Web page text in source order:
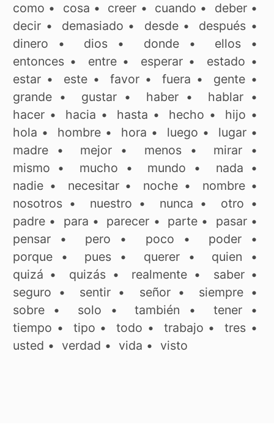
como • cosa • creer • cuando • deber•
decir • demasiado • desde• después •
dinero • dios • donde• ellos •
entonces • entre• esperar• estado •
estar • este •favor •fuera • gente •
grande • gustar• haber• hablar•
hacer • hacia • hasta • hecho • hijo •
hola • hombre• hora • luego • lugar•
madre • mejor • menos• mirar •
mismo • mucho • mundo • nada •
nadie • necesitar• noche • nombre•
nosotros • nuestro • nunca • otro •
padre • para • parecer • parte • pasar•
pensar • pero • poco • poder•
porque • pues • querer• quien •
quizá • quizás • realmente • saber•
seguro • sentir • señor• siempre •
sobre • solo •también • tener•
tiempo • tipo •todo • trabajo •tres •
usted • verdad • vida • visto